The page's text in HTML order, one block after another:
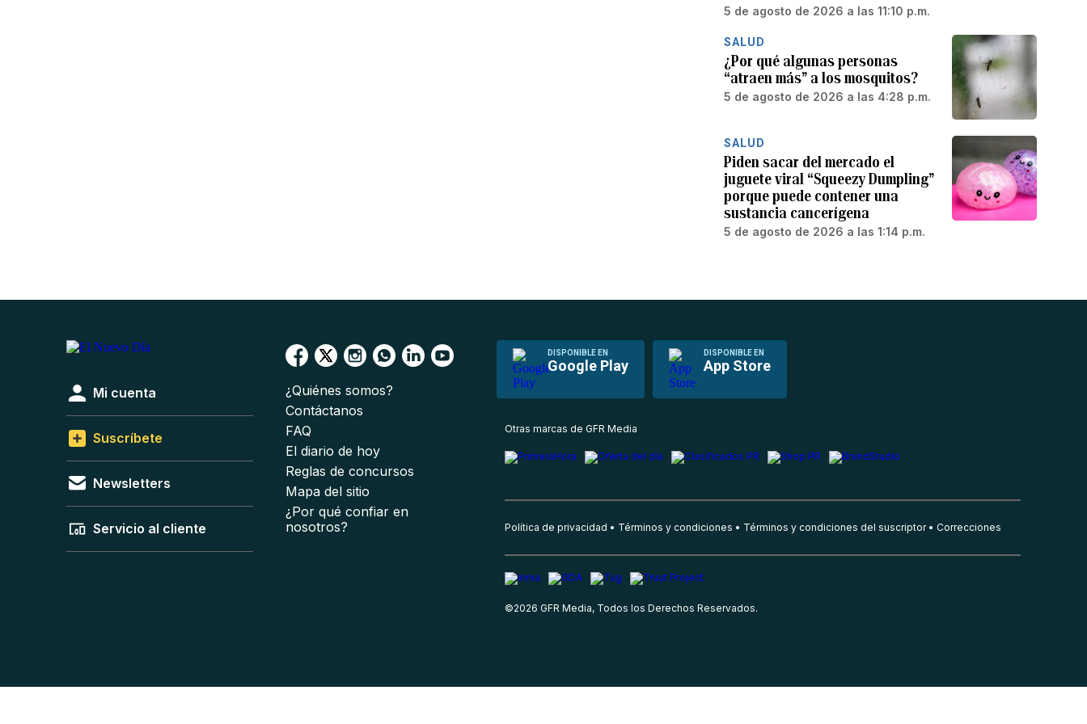
5 de agosto de 2026 a las 11:10 p.m.
SALUD
¿Por qué algunas personas
“atraen más” a los mosquitos?
5 de agosto de 2026 a las 4:28 p.m.
SALUD
Piden sacar del mercado el
juguete viral “Squeezy Dumpling”
porque puede contener una
sustancia cancerígena
5 de agosto de 2026 a las 1:14 p.m.
DISPONIBLE EN
Google Play
DISPONIBLE EN
App Store
Mi cuenta
Suscríbete
Newsletters
Servicio al cliente
¿Quiénes somos?
Contáctanos
FAQ
El diario de hoy
Reglas de concursos
Mapa del sitio
¿Por qué confiar en
nosotros?
Otras marcas de GFR Media
Política de privacidad Términos y condiciones Términos y condiciones del suscriptor Correcciones
©2026 GFR Media, Todos los Derechos Reservados.